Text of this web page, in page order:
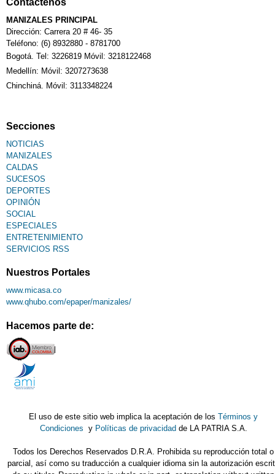
MANIZALES PRINCIPAL
Dirección: Carrera 20 # 46- 35
Teléfono: (6) 8932880 - 8781700
Bogotá. Tel: 3226819 Móvil: 3218122468
Medellín: Móvil: 3207273638
Chinchiná. Móvil: 3113348224
Secciones
NOTICIAS
MANIZALES
CALDAS
SUCESOS
DEPORTES
OPINIÓN
SOCIAL
ESPECIALES
ENTRETENIMIENTO
SERVICIOS RSS
Nuestros Portales
www.micasa.co
www.qhubo.com/epaper/manizales/
Hacemos parte de:
El uso de este sitio web implica la aceptación de losTérminos y
Condiciones y Políticas de privacidad de LA PATRIA S.A.
Todos los Derechos Reservados D.R.A. Prohibida su reproducción total o
parcial, así como su traducción a cualquier idioma sin la autorización